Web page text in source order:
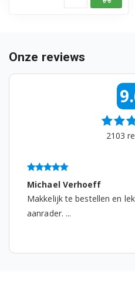
EC685.BK 0132106220
EC685.M 0132106138
EC685.M 0132106175
EC685.M 0132106222
EC685.R 0132106139
Onze reviews
2103
Michael Verhoeff
Makkelijk te bestellen en
aanrader. ...